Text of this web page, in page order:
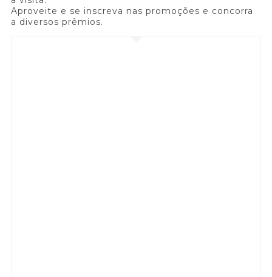
Aproveite e se inscreva nas promoções e concorra
a diversos prêmios.